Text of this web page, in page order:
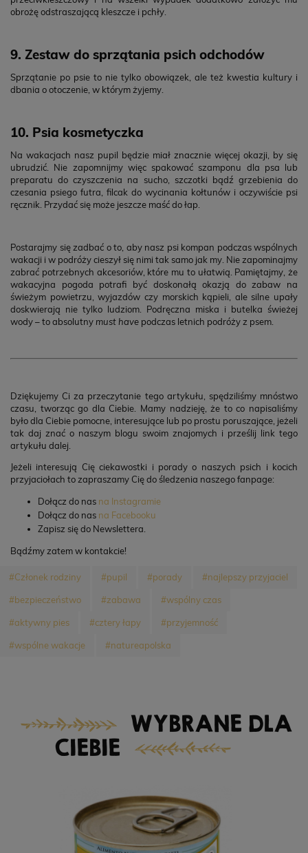
obrożę odstraszającą kleszcze i pchły.
9. Zestaw do sprzątania psich odchodów
Sprzątanie po psie to nie tylko obowiązek, ale też kwestia kultury i
dbania o otoczenie, w którym żyjemy.
10. Psia kosmetyczka
Na wakacjach nasz pupil będzie miał znacznie więcej okazji, by się
ubrudzić. Nie zapomnijmy więc spakować szamponu dla psa lub
preparatu do czyszczenia na sucho, szczotki bądź grzebienia do
czesania psiego futra, filcak do wycinania kołtunów i oczywiście psi
ręcznik. Przydać się może jeszcze maść do łap.
Postarajmy się zadbać o to, aby nasz psi kompan podczas wspólnych
wakacji i w podróży cieszył się nimi tak samo jak my. Nie zapominajmy
zabrać potrzebnych akcesoriów, które mu to ułatwią. Pamiętajmy, że
wakacyjna pogoda potrafi być doskonałą okazją do zabaw na
świeżym powietrzu, wyjazdów czy morskich kąpieli, ale silne upały
doskwierają nie tylko ludziom. Podręczna miska i butelka świeżej
wody – to absolutny must have podczas letnich podróży z psem.
Dziękujemy Ci za przeczytanie tego artykułu, spędziliśmy mnóstwo
czasu, tworząc go dla Ciebie. Mamy nadzieję, że to co napisaliśmy
było dla Ciebie pomocne, interesujące lub po prostu poruszające, jeżeli
tak daj znać o naszym blogu swoim znajomych i prześlij link tego
artykułu dalej.
Jeżeli interesują Cię ciekawostki i porady o naszych psich i kocich
przyjaciołach to zapraszamy Cię do śledzenia naszego fanpage:
Dołącz do nas na Instagramie
Dołącz do nas na Facebooku
Zapisz się do Newslettera.
Bądźmy zatem w kontakcie!
#Członek rodziny #pupil #porady #najlepszy przyjaciel
#bezpieczeństwo #zabawa #wspólny czas
#aktywny pies #cztery łapy #przyjemność
#wspólne wakacje #natureapolska
WYBRANE DLA
CIEBIE